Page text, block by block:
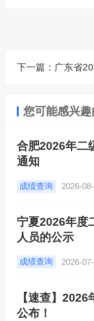
下一篇：广东省
您可能感兴
合肥2026年二
通知
成绩查询 2026-
宁夏2026年度
人员的公示
成绩查询 2026-
【速查】
公布！